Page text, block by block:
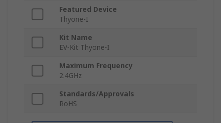
Featured Device
Thyone-I
Kit Name
EV-Kit Thyone-I
Maximum Frequency
2.4GHz
Standards/Approvals
RoHS